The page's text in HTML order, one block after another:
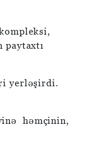
paytaxtı
yerləşirdi.
həmçinin,